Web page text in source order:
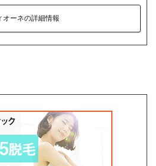
オーネの詳細情報